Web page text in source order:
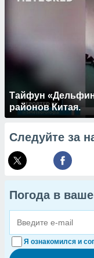
Тайфун
районов Китая.
Следуйте за
Погода в
Я ознакомился и